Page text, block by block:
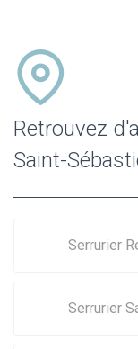
Retrouvez
Saint-
Serrurier
Serrurier